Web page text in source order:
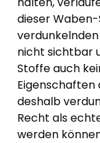
dieser
nicht sichtbar
Stoffe auch
Eigenschaften
deshalb
Recht als
werden